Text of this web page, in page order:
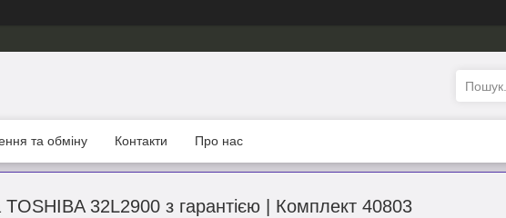
та обміну Контакти Про нас
TOSHIBA 32L2900 з гарантією | Комплект 40803